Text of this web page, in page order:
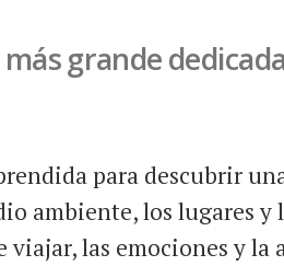
grande
para descubrir
ambiente, los lugares y
viajar, las emociones y la